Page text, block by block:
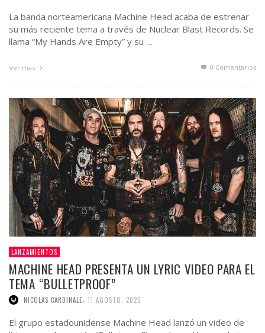
La banda norteamericana Machine Head acaba de estrenar
su más reciente tema a través de Nuclear Blast Records. Se
llama “My Hands Are Empty” y su …
Ver más 0 Comentarios
LANZAMIENTOS
MACHINE HEAD PRESENTA UN LYRIC VIDEO PARA EL
TEMA “BULLETPROOF”
NICOLAS CARDINALE, 11 AGOSTO, 2020
El grupo estadounidense Machine Head lanzó un video de